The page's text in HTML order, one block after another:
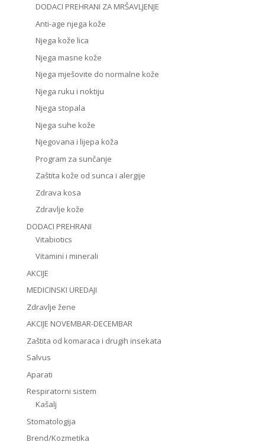
DODACI PREHRANI ZA MRŠAVLJENJE
Anti-age njega kože
Njega kože lica
Njega masne kože
Njega mješovite do normalne kože
Njega ruku i noktiju
Njega stopala
Njega suhe kože
Njegovana i lijepa koža
Program za sunčanje
Zaštita kože od sunca i alergije
Zdrava kosa
Zdravlje kože
DODACI PREHRANI
Vitabiotics
Vitamini i minerali
AKCIJE
MEDICINSKI UREDAJI
Zdravlje žene
AKCIJE NOVEMBAR-DECEMBAR
Zaštita od komaraca i drugih insekata
Salvus
Aparati
Respiratorni sistem
Kašalj
Stomatologija
Brend/Kozmetika